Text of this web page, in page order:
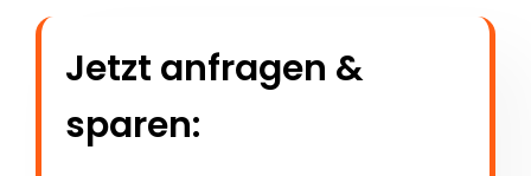
Jetzt anfragen &
sparen: